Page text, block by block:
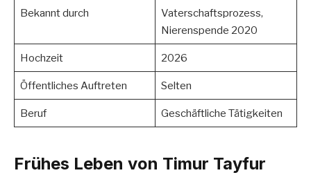
Bekannt durch
Vaterschaftsprozess,
Nierenspende 2020
Hochzeit 2026
Öffentliches Auftreten Selten
Beruf Geschäftliche Tätigkeiten
Frühes Leben von Timur Tayfur